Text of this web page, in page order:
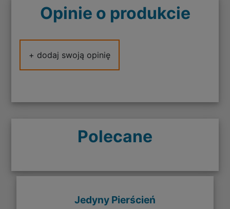
Opinie o produkcie
+ dodaj swoją opinię
Polecane
Jedyny Pierścień